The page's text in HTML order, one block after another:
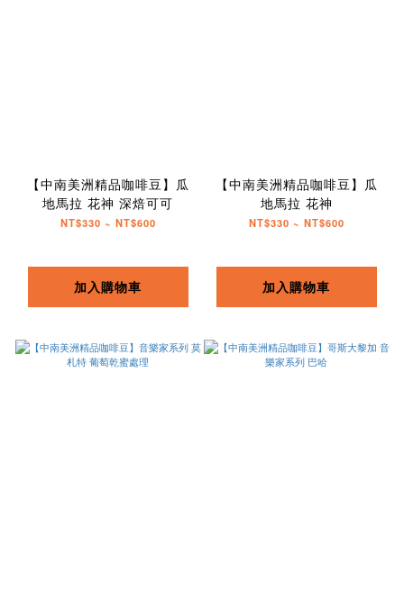
【中南美洲精品咖啡豆】瓜
地馬拉 花神 深焙可可
NT$330 ~ NT$600
加入購物車
【中南美洲精品咖啡豆】瓜
地馬拉 花神
NT$330 ~ NT$600
加入購物車